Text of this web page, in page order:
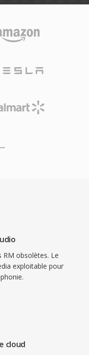
RM obsolètes. Le
exploitable pour
cloud